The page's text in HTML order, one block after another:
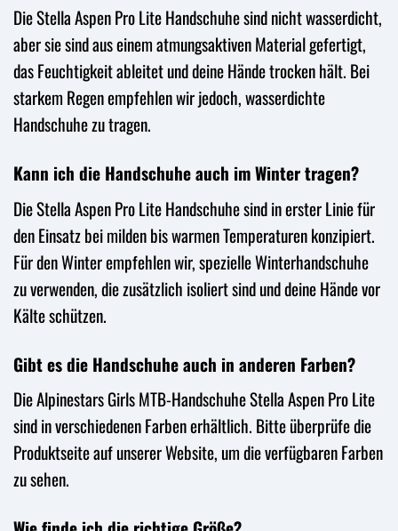
Die Stella Aspen Pro Lite Handschuhe sind nicht wasserdicht,
aber sie sind aus einem atmungsaktiven Material gefertigt,
das Feuchtigkeit ableitet und deine Hände trocken hält. Bei
starkem Regen empfehlen wir jedoch, wasserdichte
Handschuhe zu tragen.
Kann ich die Handschuhe auch im Winter tragen?
Die Stella Aspen Pro Lite Handschuhe sind in erster Linie für
den Einsatz bei milden bis warmen Temperaturen konzipiert.
Für den Winter empfehlen wir, spezielle Winterhandschuhe
zu verwenden, die zusätzlich isoliert sind und deine Hände vor
Kälte schützen.
Gibt es die Handschuhe auch in anderen Farben?
Die Alpinestars Girls MTB-Handschuhe Stella Aspen Pro Lite
sind in verschiedenen Farben erhältlich. Bitte überprüfe die
Produktseite auf unserer Website, um die verfügbaren Farben
zu sehen.